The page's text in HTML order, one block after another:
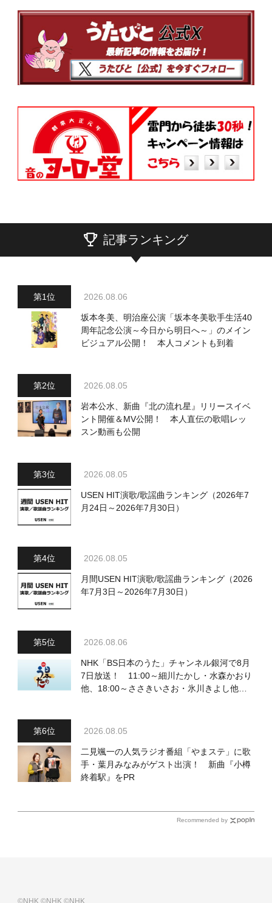
記事ランキング
2026.08.06
坂本冬美、明治座公演「坂本冬美歌手生活40
周年記念公演～今日から明日へ～」のメイン
ビジュアル公開！ 本人コメントも到着
2026.08.05
岩本公水、新曲『北の流れ星』リリースイベ
ント開催＆MV公開！ 本人直伝の歌唱レッ
スン動画も公開
2026.08.05
USEN HIT演歌/歌謡曲ランキング（2026年7
月24日～2026年7月30日）
2026.08.05
月間USEN HIT演歌/歌謡曲ランキング（2026
年7月3日～2026年7月30日）
2026.08.06
NHK「BS日本のうた」チャンネル銀河で8月
7日放送！ 11:00～細川たかし・水森かおり
他、18:00～ささきいさお・氷川きよし他登
2026.08.05
二見颯一の人気ラジオ番組「やまステ」に歌
手・葉月みなみがゲスト出演！ 新曲『小樽
終着駅』をPR
Recommended by
©NHK©NHK©NHK